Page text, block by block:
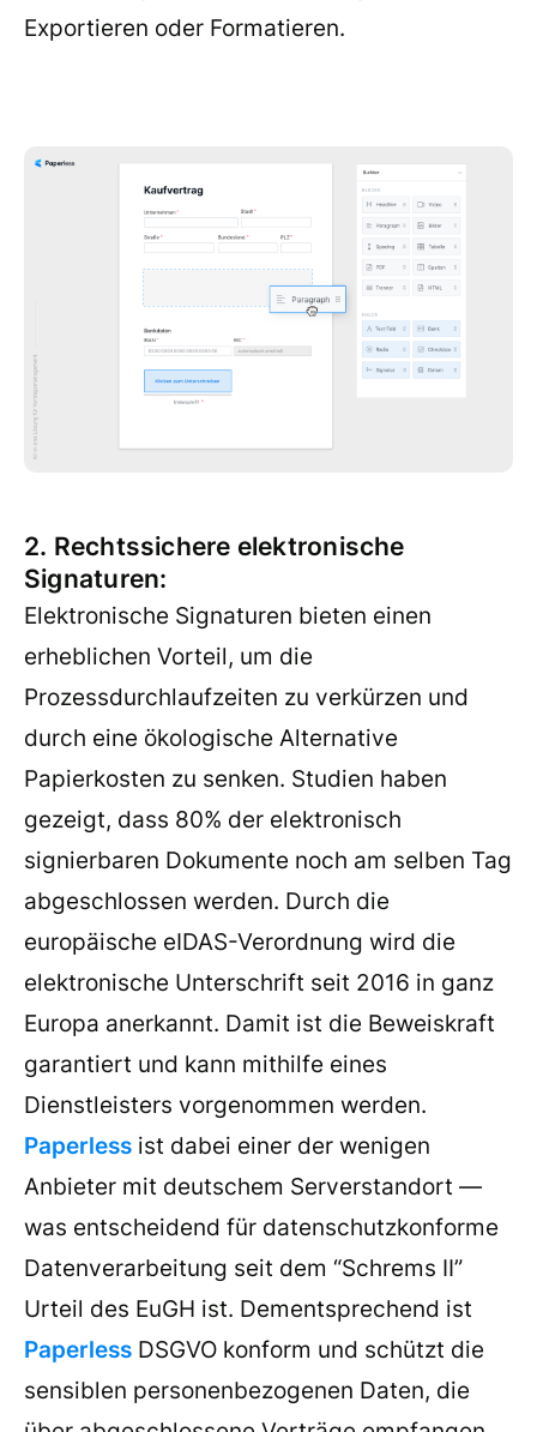
Exportieren oder Formatieren.
2. Rechtssichere elektronische
Signaturen:
Elektronische Signaturen bieten einen
erheblichen Vorteil, um die
Prozessdurchlaufzeiten zu verkürzen und
durch eine ökologische Alternative
Papierkosten zu senken. Studien haben
gezeigt, dass 80% der elektronisch
signierbaren Dokumente noch am selben Tag
abgeschlossen werden. Durch die
europäische eIDAS-Verordnung wird die
elektronische Unterschrift seit 2016 in ganz
Europa anerkannt. Damit ist die Beweiskraft
garantiert und kann mithilfe eines
Dienstleisters vorgenommen werden.
Paperless ist dabei einer der wenigen
Anbieter mit deutschem Serverstandort —
was entscheidend für datenschutzkonforme
Datenverarbeitung seit dem “Schrems II”
Urteil des EuGH ist. Dementsprechend ist
Paperless DSGVO konform und schützt die
sensiblen personenbezogenen Daten, die